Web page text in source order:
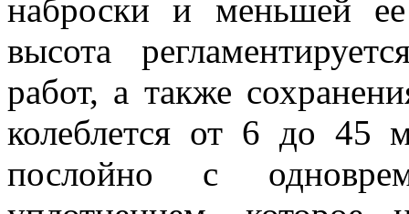
наброски и меньшей
высота
работ, а также
колеблется от 6 до 45
послойно с